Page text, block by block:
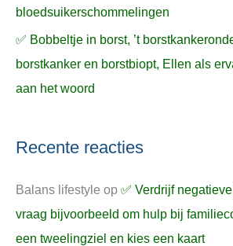
bloedsuikerschommelingen
✅ Bobbeltje in borst, ’t
borstkanker en borstbiopt, Ellen als
aan het woord
Recente reacties
Balans lifestyle op ✅ Verdrijf
vraag bijvoorbeeld om hulp bij
een tweelingziel en kies een kaart